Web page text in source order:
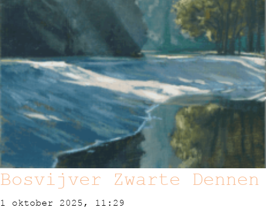
Bosvijver Zwarte Dennen
1 oktober 2025, 11:29